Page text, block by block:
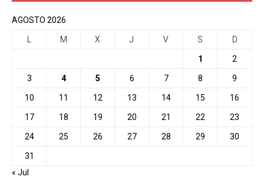
AGOSTO 2026
M X J V S D
1 2
3 4 5 6 7 8 9
10 11 12 13 14 15 16
17 18 19 20 21 22 23
24 25 26 27 28 29 30
31
« Jul